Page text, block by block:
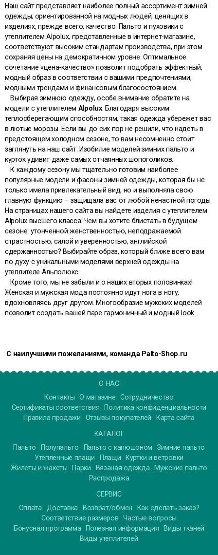
Наш сайт представляет наиболее полный ассортимент зимней
одежды, ориентированной на модных людей, ценящих в
изделиях, прежде всего, качество. Пальто и пуховики с
утеплителем Alpolux, представленные в интернет-магазине,
соответствуют высоким стандартам производства, при этом
сохраняя цены на демократичном уровне. Оптимальное
сочетание «цена-качество» позволит подобрать эффектный,
модный образ в соответствии с вашими предпочтениями,
модными трендами и финансовым благосостоянием.
Выбирая зимнюю одежду, особе внимание обратите на
модели с утеплителем Alpolux. Благодаря высоким
теплосберегающим способностям, такая одежда убережет вас
в лютые морозы. Если вы до сих пор не решили, что надеть в
предстоящем холодном сезоне, то вам несомненно стоит
заглянуть на наш сайт. Изобилие моделей зимних пальто и
курток удивит даже самых отчаянных шопоголиков.
К каждому сезону мы тщательно готовим наиболее
популярные модели и фасоны зимней одежды, которая бы не
только имела привлекательный вид, но и выполняла свою
главную функцию – защищала вас от любой ненастной погоды.
На страницах нашего сайта вы найдете изделия с утеплителем
Alpolux высшего класса. Чем вы хотите блистать в будущем
сезоне: утонченной женственностью, неподражаемой
страстностью, силой и уверенностью, английской
сдержанностью? Выбирайте образ, который ближе всего вам
по духу с уникальными моделями верхней одежды на
утеплителе Альполюкс.
Кроме того, мы не забыли и о наших вторых половинках!
Женская и мужская мода постоянно идут нога в ногу,
вдохновляясь друг другом. Многообразие мужских моделей
позволит создать вашей паре гармоничный и модный look.
С наилучшими пожеланиями, команда Palto-Shop.ru
О НАС
Контакты
О магазине Сотрудничество
Сертификаты соответствия
Политика конфиденциальности
Правила продажи
Отзывы покупателей
Карта сайта
КАТАЛОГ
Пальто
Полупальто Пальто с капюшоном
Зимние пальто
Утепленные плащи
Плащи
Куртки и ветровки
Жилеты и жакеты
Парки Вязаная одежда
Мужские пальто
Распродажа
СЕРВИС
Оплата Доставка Возврат/обмен
Как сделать заказ?
Соответствие размеров
Частые вопросы
Бонусная программа
Полезная информация
Виды тканей
Виды утеплителей